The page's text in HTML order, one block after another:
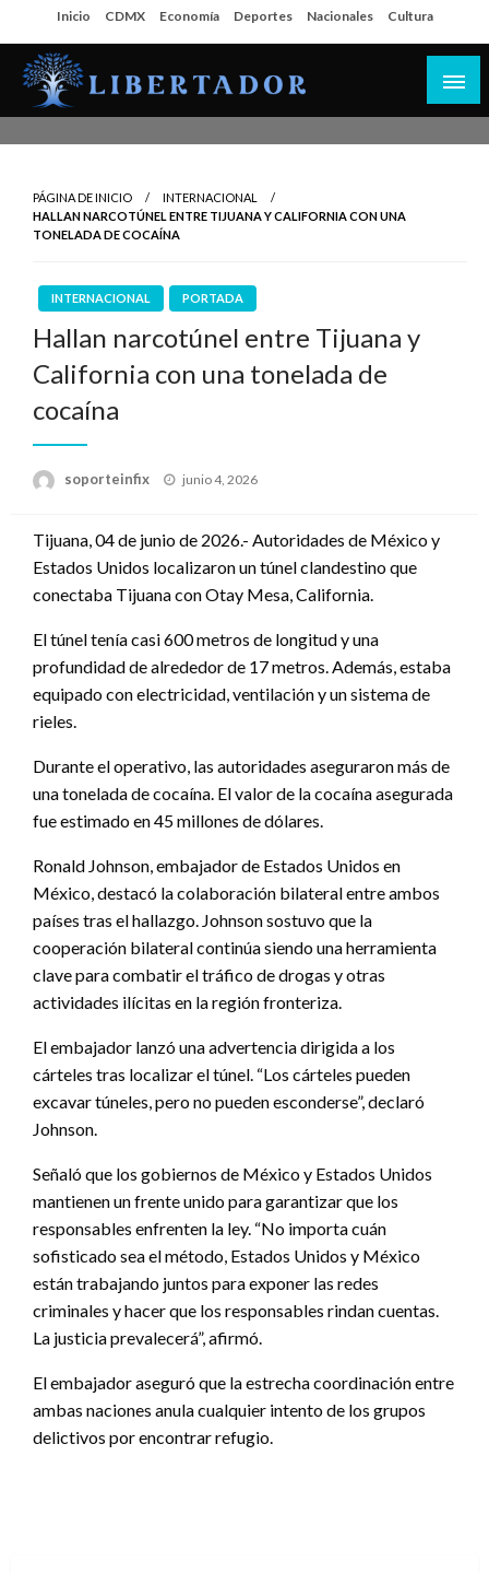
al
contenido
Inicio CDMX Economía Deportes Nacionales Cultura
PÁGINA DE INICIO
INTERNACIONAL
HALLAN NARCOTÚNEL ENTRE TIJUANA Y CALIFORNIA CON UNA
TONELADA DE COCAÍNA
INTERNACIONAL PORTADA
Hallan narcotúnel entre Tijuana y
California con una tonelada de
cocaína
soporteinfix
Publicado
junio 4, 2026
Tijuana, 04 de junio de 2026.- Autoridades de México y
Estados Unidos localizaron un túnel clandestino que
conectaba Tijuana con Otay Mesa, California.
El túnel tenía casi 600 metros de longitud y una
profundidad de alrededor de 17 metros. Además, estaba
equipado con electricidad, ventilación y un sistema de
rieles.
Durante el operativo, las autoridades aseguraron más de
una tonelada de cocaína. El valor de la cocaína asegurada
fue estimado en 45 millones de dólares.
Ronald Johnson, embajador de Estados Unidos en
México, destacó la colaboración bilateral entre ambos
países tras el hallazgo. Johnson sostuvo que la
cooperación bilateral continúa siendo una herramienta
clave para combatir el tráfico de drogas y otras
actividades ilícitas en la región fronteriza.
El embajador lanzó una advertencia dirigida a los
cárteles tras localizar el túnel. “Los cárteles pueden
excavar túneles, pero no pueden esconderse”, declaró
Johnson.
Señaló que los gobiernos de México y Estados Unidos
mantienen un frente unido para garantizar que los
responsables enfrenten la ley. “No importa cuán
sofisticado sea el método, Estados Unidos y México
están trabajando juntos para exponer las redes
criminales y hacer que los responsables rindan cuentas.
La justicia prevalecerá”, afirmó.
El embajador aseguró que la estrecha coordinación entre
ambas naciones anula cualquier intento de los grupos
delictivos por encontrar refugio.